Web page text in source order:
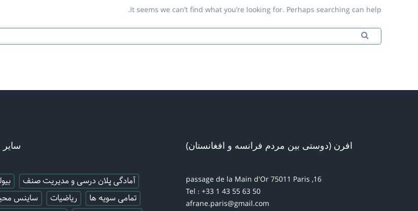
It seems we can’t find what you’re looking for. Perhaps searching can help.
Search for:
افرن (دوستی بین مردم فرانسه و افغانستان)
16, passage de la Main d'Or 75011 Paris
Tel : +33 1 43 55 63 50
afrane.paris@gmail.com
سایر
آمادگی پلان درسی و مدیریت صنف
تمامی سویه ها
ریاضیات
ساینس